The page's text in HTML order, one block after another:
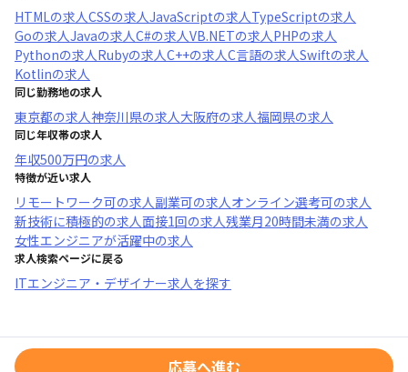
HTMLの求人CSSの求人JavaScriptの求人TypeScriptの求人
Goの求人Javaの求人C#の求人VB.NETの求人PHPの求人
Pythonの求人Rubyの求人C++の求人C言語の求人Swiftの求人
Kotlinの求人
同じ勤務地の求人
東京都の求人神奈川県の求人大阪府の求人福岡県の求人
同じ年収帯の求人
年収500万円の求人
特徴が近い求人
リモートワーク可の求人副業可の求人オンライン選考可の求人
新技術に積極的の求人面接1回の求人残業月20時間未満の求人
女性エンジニアが活躍中の求人
求人検索ページに戻る
ITエンジニア・デザイナー求人を探す
応募へ進む